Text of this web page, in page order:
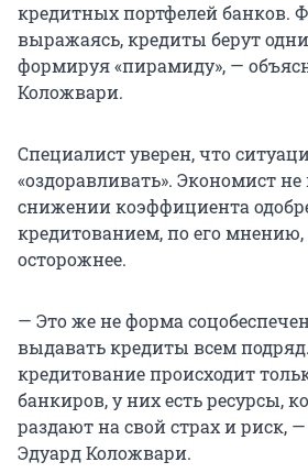
кредитных портфелей банков.
выражаясь, кредиты берут
формируя «пирамиду», —
Коложвари.
Специалист уверен, что
«оздоравливать». Экономист
снижении коэффициента
кредитованием, по его
осторожнее.
— Это же не форма
выдавать кредиты всем
кредитование происходит
банкиров, у них есть ресурсы,
раздают на свой страх и риск,
Эдуард Коложвари.